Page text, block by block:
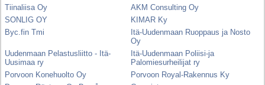
Tiinaliisa Oy
AKM Consulting Oy
SONLIG OY
KIMAR Ky
Byc.fin Tmi
Itä-Uudenmaan Ruoppaus ja Nosto
Oy
Uudenmaan Pelastusliitto - Itä-
Uusimaa ry
Itä-Uudenmaan Poliisi-ja
Palomiesurheilijat ry
Porvoon Konehuolto Oy
Porvoon Royal-Rakennus Ky